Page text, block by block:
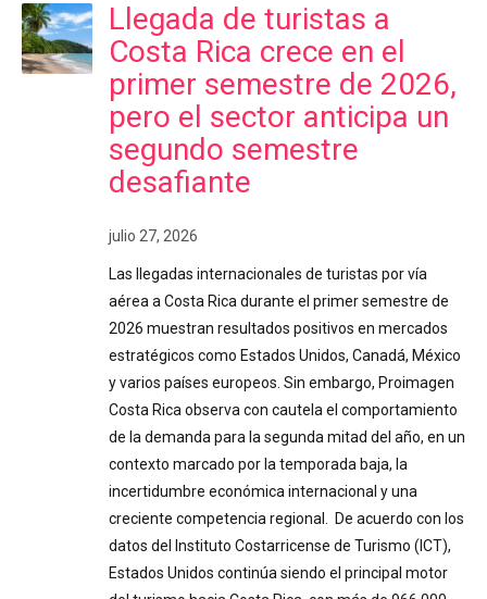
Llegada de turistas a
Costa Rica crece en el
primer semestre de 2026,
pero el sector anticipa un
segundo semestre
desafiante
julio 27, 2026
Las llegadas internacionales de turistas por vía
aérea a Costa Rica durante el primer semestre de
2026 muestran resultados positivos en mercados
estratégicos como Estados Unidos, Canadá, México
y varios países europeos. Sin embargo, Proimagen
Costa Rica observa con cautela el comportamiento
de la demanda para la segunda mitad del año, en un
contexto marcado por la temporada baja, la
incertidumbre económica internacional y una
creciente competencia regional. De acuerdo con los
datos del Instituto Costarricense de Turismo (ICT),
Estados Unidos continúa siendo el principal motor